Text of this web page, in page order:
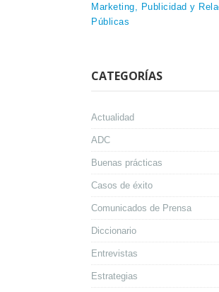
Marketing, Publicidad y
Públicas
CATEGORÍAS
Actualidad
ADC
Buenas prácticas
Casos de éxito
Comunicados de Prensa
Diccionario
Entrevistas
Estrategias